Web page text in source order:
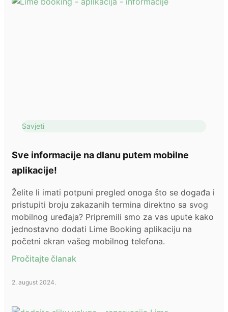
Savjeti
Sve informacije na dlanu putem mobilne
aplikacije!
Želite li imati potpuni pregled onoga što se događa i
pristupiti broju zakazanih termina direktno sa svog
mobilnog uređaja? Pripremili smo za vas upute kako
jednostavno dodati Lime Booking aplikaciju na
početni ekran vašeg mobilnog telefona.
Pročitajte članak
2. august 2024.